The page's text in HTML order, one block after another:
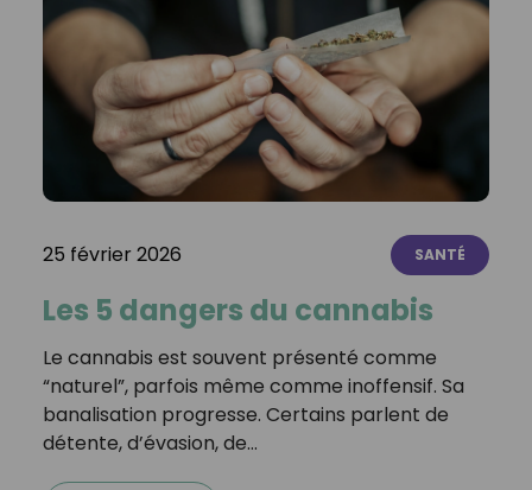
25 février 2026 SANTÉ
Les 5 dangers du cannabis
Le cannabis est souvent présenté comme
“naturel”, parfois même comme inoffensif. Sa
banalisation progresse. Certains parlent de
détente, d’évasion, de…